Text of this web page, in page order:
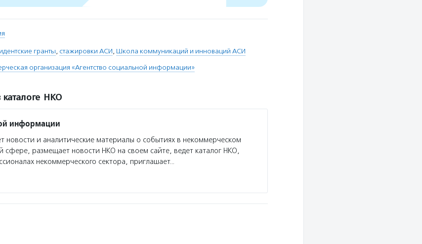
гранты, стажировки АСИ, Школа коммуникаций и инноваций АСИ
организация «Агентство социальной информации»
НКО
информации
новости и аналитические материалы о событиях в некоммерческом
сфере, размещает новости НКО на своем сайте, ведет каталог НКО,
некоммерческого сектора, приглашает…